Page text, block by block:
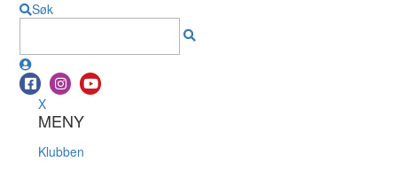
Søk
X
MENY
Klubben